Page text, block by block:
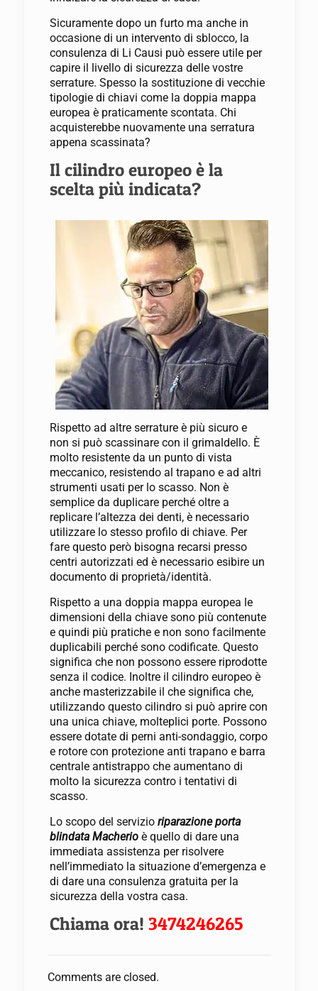
Sicuramente dopo un furto ma anche in
occasione di un intervento di sblocco, la
consulenza di Li Causi può essere utile per
capire il livello di sicurezza delle vostre
serrature. Spesso la sostituzione di vecchie
tipologie di chiavi come la doppia mappa
europea è praticamente scontata. Chi
acquisterebbe nuovamente una serratura
appena scassinata?
Il cilindro europeo è la
scelta più indicata?
Rispetto ad altre serrature è più sicuro e
non si può scassinare con il grimaldello. È
molto resistente da un punto di vista
meccanico, resistendo al trapano e ad altri
strumenti usati per lo scasso. Non è
semplice da duplicare perché oltre a
replicare l’altezza dei denti, è necessario
utilizzare lo stesso profilo di chiave. Per
fare questo però bisogna recarsi presso
centri autorizzati ed è necessario esibire un
documento di proprietà/identità.
Rispetto a una doppia mappa europea le
dimensioni della chiave sono più contenute
e quindi più pratiche e non sono facilmente
duplicabili perché sono codificate. Questo
significa che non possono essere riprodotte
senza il codice. Inoltre il cilindro europeo è
anche masterizzabile il che significa che,
utilizzando questo cilindro si può aprire con
una unica chiave, molteplici porte. Possono
essere dotate di perni anti-sondaggio, corpo
e rotore con protezione anti trapano e barra
centrale antistrappo che aumentano di
molto la sicurezza contro i tentativi di
scasso.
Lo scopo del servizio riparazione porta
blindata Macherioè quello di dare una
immediata assistenza per risolvere
nell’immediato la situazione d’emergenza e
di dare una consulenza gratuita per la
sicurezza della vostra casa.
Chiama ora! 3474246265
Comments are closed.